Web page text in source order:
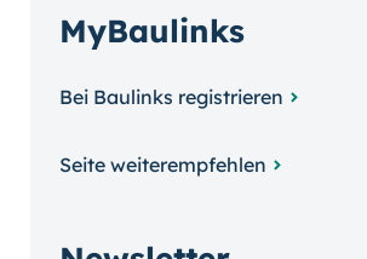
MyBaulinks
Bei Baulinks registrieren
Seite weiterempfehlen